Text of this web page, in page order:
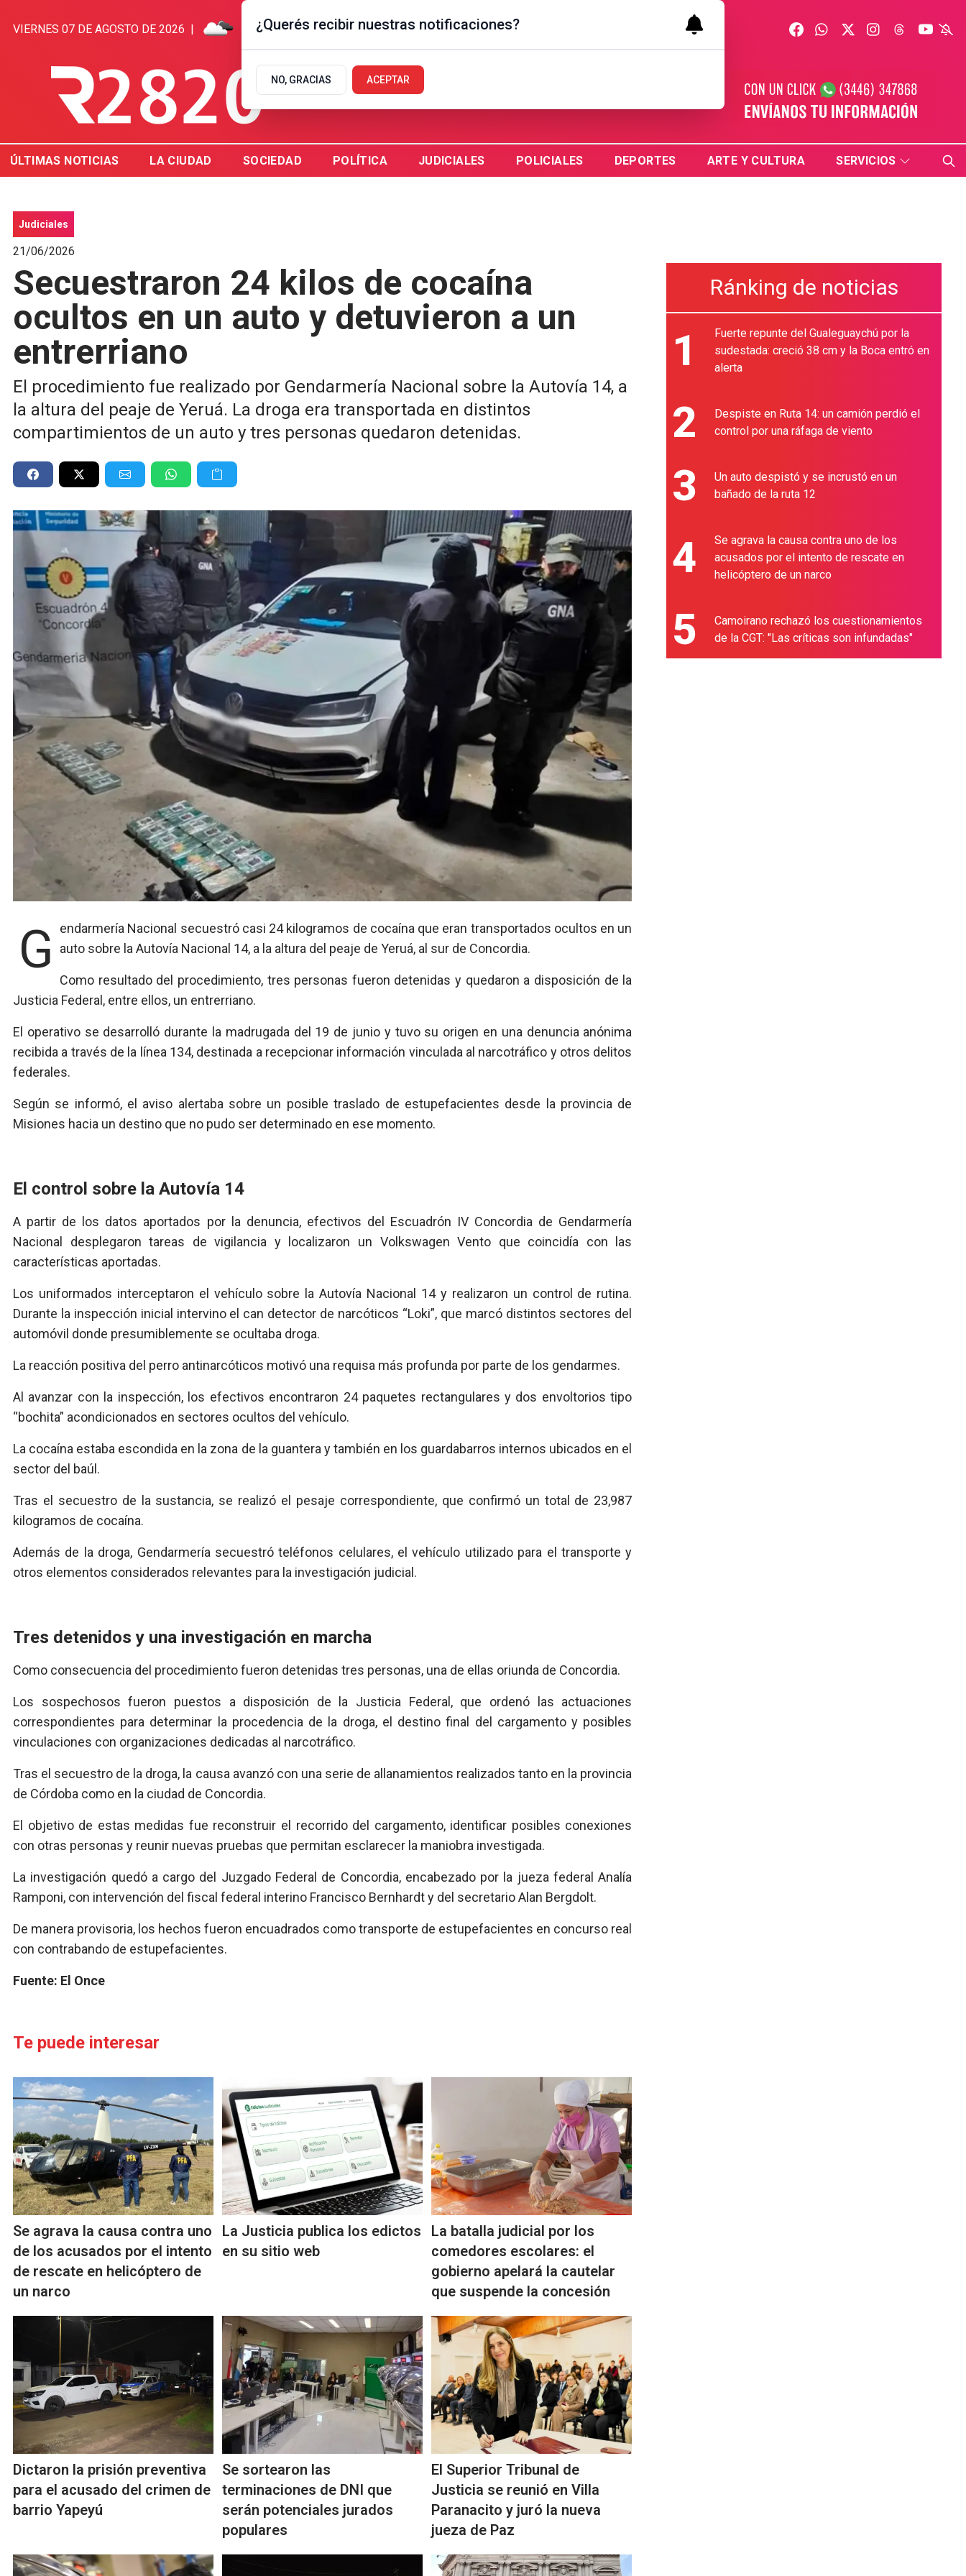
VIERNES 07 DE AGOSTO DE 2026 | 9.9ºC | GUALEGUAYCHÚ, AR
ÚLTIMAS NOTICIAS LA CIUDAD SOCIEDAD POLÍTICA JUDICIALES POLICIALES DEPORTES ARTE Y CULTURA SERVICIOS
Judiciales
21/06/2026
Secuestraron 24 kilos de cocaína
ocultos en un auto y detuvieron a un
entrerriano
El procedimiento fue realizado por Gendarmería Nacional sobre la Autovía 14, a
la altura del peaje de Yeruá. La droga era transportada en distintos
compartimientos de un auto y tres personas quedaron detenidas.
Gendarmería Nacional secuestró casi 24 kilogramos de cocaína que eran transportados ocultos en un auto sobre la Autovía Nacional 14, a la altura del peaje de Yeruá, al sur de Concordia.
Como resultado del procedimiento, tres personas fueron detenidas y quedaron a disposición de la
Justicia Federal, entre ellos, un entrerriano.
El operativo se desarrolló durante la madrugada del 19 de junio y tuvo su origen en una denuncia anónima
recibida a través de la línea 134, destinada a recepcionar información vinculada al narcotráfico y otros delitos
federales.
Según se informó, el aviso alertaba sobre un posible traslado de estupefacientes desde la provincia de
Misiones hacia un destino que no pudo ser determinado en ese momento.
El control sobre la Autovía 14
A partir de los datos aportados por la denuncia, efectivos del Escuadrón IV Concordia de Gendarmería
Nacional desplegaron tareas de vigilancia y localizaron un Volkswagen Vento que coincidía con las
características aportadas.
Los uniformados interceptaron el vehículo sobre la Autovía Nacional 14 y realizaron un control de rutina.
Durante la inspección inicial intervino el can detector de narcóticos “Loki”, que marcó distintos sectores del
automóvil donde presumiblemente se ocultaba droga.
La reacción positiva del perro antinarcóticos motivó una requisa más profunda por parte de los gendarmes.
Al avanzar con la inspección, los efectivos encontraron 24 paquetes rectangulares y dos envoltorios tipo
“bochita” acondicionados en sectores ocultos del vehículo.
La cocaína estaba escondida en la zona de la guantera y también en los guardabarros internos ubicados en el
sector del baúl.
Tras el secuestro de la sustancia, se realizó el pesaje correspondiente, que confirmó un total de 23,987
kilogramos de cocaína.
Además de la droga, Gendarmería secuestró teléfonos celulares, el vehículo utilizado para el transporte y
otros elementos considerados relevantes para la investigación judicial.
Tres detenidos y una investigación en marcha
Como consecuencia del procedimiento fueron detenidas tres personas, una de ellas oriunda de Concordia.
Los sospechosos fueron puestos a disposición de la Justicia Federal, que ordenó las actuaciones
correspondientes para determinar la procedencia de la droga, el destino final del cargamento y posibles
vinculaciones con organizaciones dedicadas al narcotráfico.
Tras el secuestro de la droga, la causa avanzó con una serie de allanamientos realizados tanto en la provincia
de Córdoba como en la ciudad de Concordia.
El objetivo de estas medidas fue reconstruir el recorrido del cargamento, identificar posibles conexiones
con otras personas y reunir nuevas pruebas que permitan esclarecer la maniobra investigada.
La investigación quedó a cargo del Juzgado Federal de Concordia, encabezado por la jueza federal Analía
Ramponi, con intervención del fiscal federal interino Francisco Bernhardt y del secretario Alan Bergdolt.
De manera provisoria, los hechos fueron encuadrados como transporte de estupefacientes en concurso real
con contrabando de estupefacientes.
Fuente: El Once
Te puede interesar
Se agrava la causa contra uno
de los acusados por el intento
de rescate en helicóptero de
un narco
La Justicia publica los edictos
en su sitio web
La batalla judicial por los
comedores escolares: el
gobierno apelará la cautelar
que suspende la concesión
Dictaron la prisión preventiva
para el acusado del crimen de
barrio Yapeyú
Se sortearon las
terminaciones de DNI que
serán potenciales jurados
populares
El Superior Tribunal de
Justicia se reunió en Villa
Paranacito y juró la nueva
jueza de Paz
Ránking de noticias
1
Fuerte repunte del Gualeguaychú por la
sudestada: creció 38 cm y la Boca entró en
alerta
2
Despiste en Ruta 14: un camión perdió el
control por una ráfaga de viento
3
Un auto despistó y se incrustó en un
bañado de la ruta 12
4
Se agrava la causa contra uno de los
acusados por el intento de rescate en
helicóptero de un narco
5
Camoirano rechazó los cuestionamientos
de la CGT: "Las críticas son infundadas"
¿Querés recibir nuestras notificaciones?
NO, GRACIAS ACEPTAR